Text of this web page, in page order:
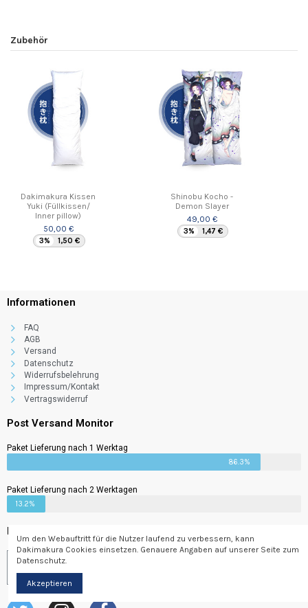
Zubehör
Dakimakura Kissen
Yuki (Füllkissen/
Inner pillow)
50,00 €
3% 1,50 €
Shinobu Kocho -
Demon Slayer
49,00 €
3% 1,47 €
Informationen
FAQ
AGB
Versand
Datenschutz
Widerrufsbelehrung
Impressum/Kontakt
Vertragswiderruf
Post Versand Monitor
Paket Lieferung nach 1 Werktag
86.3%
Paket Lieferung nach 2 Werktagen
13.2%
Newsletter
Um den Webauftritt für die Nutzer laufend zu verbessern, kann
Dakimakura Cookies einsetzen. Genauere Angaben auf unserer Seite zum
Datenschutz.
Akzeptieren